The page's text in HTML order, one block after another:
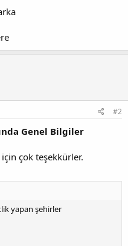
#2
Genel Bilgiler
için çok teşekkürler.
yapan şehirler